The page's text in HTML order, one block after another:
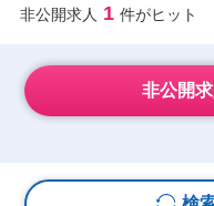
非公開求人 1 件がヒット
非公開